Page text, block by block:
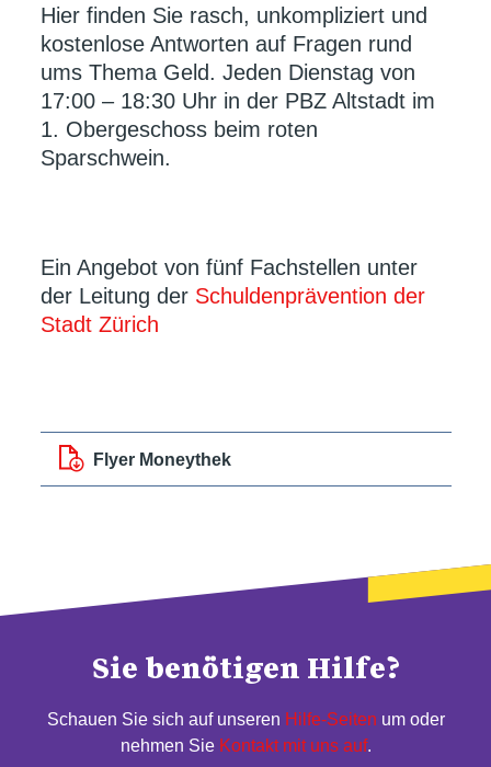
Hier finden Sie rasch, unkompliziert und
kostenlose Antworten auf Fragen rund
ums Thema Geld. Jeden Dienstag von
17:00 – 18:30 Uhr in der PBZ Altstadt im
1. Obergeschoss beim roten
Sparschwein.
Ein Angebot von fünf Fachstellen unter
der Leitung der Schuldenprävention der
Stadt Zürich
Flyer Moneythek
Sie benötigen Hilfe?
Schauen Sie sich auf unseren Hilfe-Seiten um oder
nehmen Sie Kontakt mit uns auf.